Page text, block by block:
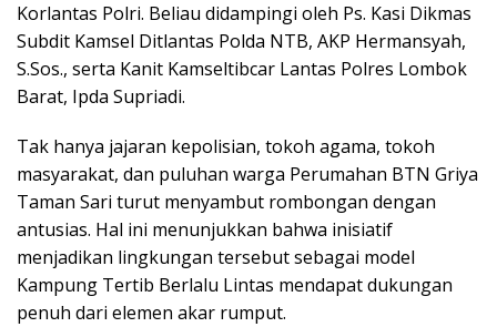
Korlantas Polri. Beliau didampingi oleh Ps. Kasi Dikmas
Subdit Kamsel Ditlantas Polda NTB, AKP Hermansyah,
S.Sos., serta Kanit Kamseltibcar Lantas Polres Lombok
Barat, Ipda Supriadi.
Tak hanya jajaran kepolisian, tokoh agama, tokoh
masyarakat, dan puluhan warga Perumahan BTN Griya
Taman Sari turut menyambut rombongan dengan
antusias. Hal ini menunjukkan bahwa inisiatif
menjadikan lingkungan tersebut sebagai model
Kampung Tertib Berlalu Lintas mendapat dukungan
penuh dari elemen akar rumput.